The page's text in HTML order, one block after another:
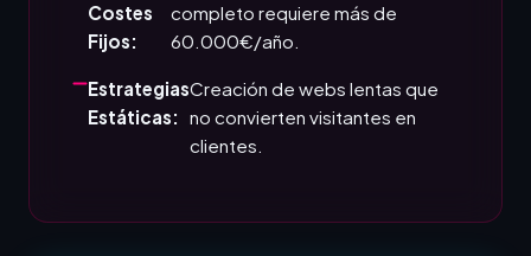
Costes
Fijos:
completo requiere más de
60.000€/año.
Estrategias
Estáticas:
Creación de webs lentas que
no convierten visitantes en
clientes.